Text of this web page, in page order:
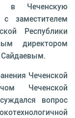
в Чеченскую
заместителем
Республики
директором
Сайдаевым.
Чеченской
Чеченской
вопрос